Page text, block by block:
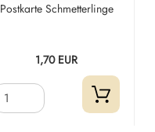
Postkarte Schmetterlinge
1,70 EUR